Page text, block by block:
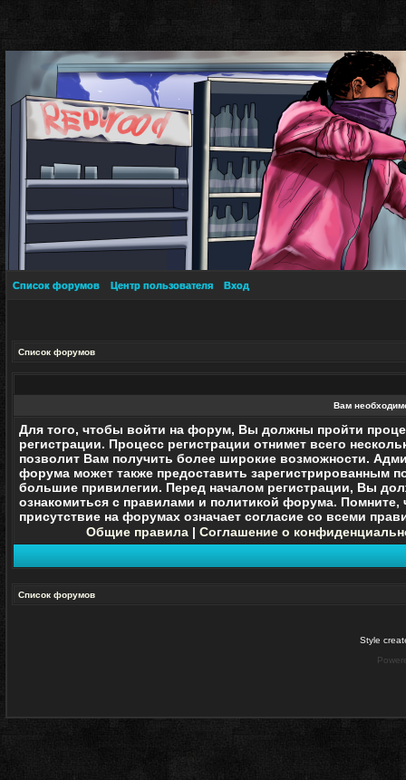
Список форумов Центр пользователя Вход
Список форумов
Вам
Для того, чтобы войти на форум, Вы должны пройти
регистрации. Процесс регистрации отнимет всего
позволит Вам получить более широкие возможности.
форума может также предоставить зарегистрированным
большие привилегии. Перед началом регистрации, Вы
ознакомиться с правилами и политикой форума. Помните,
присутствие на форумах означает согласие со всеми
Общие правила| Соглашение о
Список форумов
Style